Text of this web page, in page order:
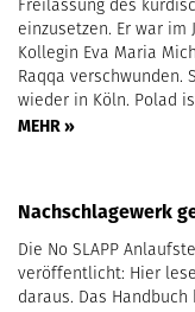
Freilassung des
einzusetzen. Er war
Kollegin Eva Maria
Raqqa verschwunden.
wieder in Köln. Polad
MEHR »
Nachschlagewerk
Die No SLAPP
veröffentlicht: Hier
daraus. Das